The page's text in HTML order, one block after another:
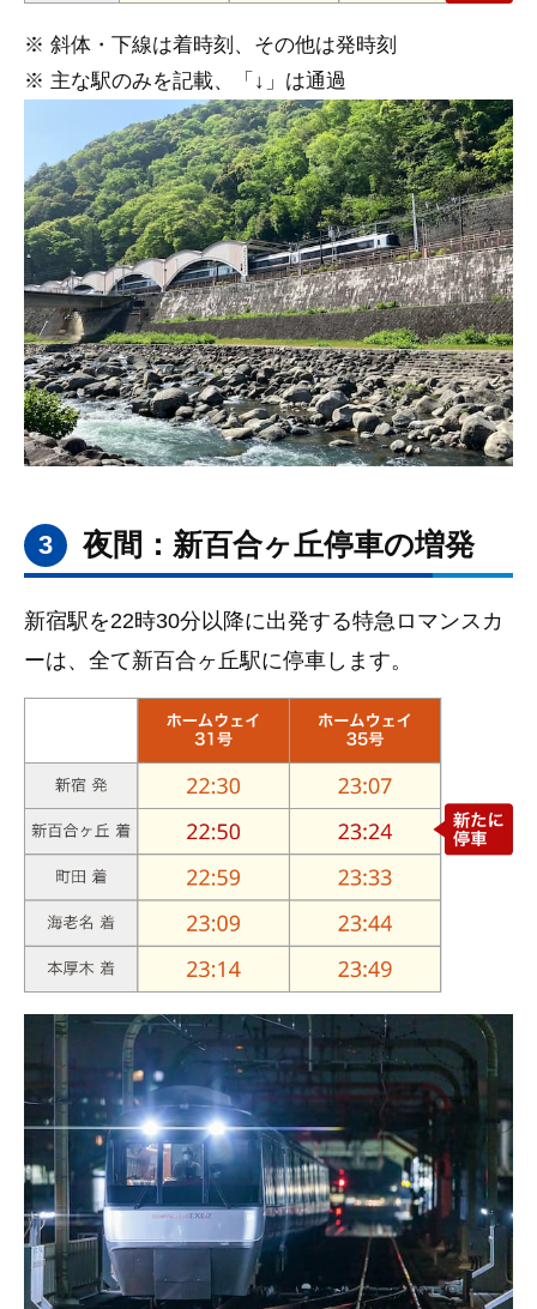
※ 斜体・下線は着時刻、その他は発時刻
※ 主な駅のみを記載、「↓」は通過
3 夜間：新百合ヶ丘停車の増発
新宿駅を22時30分以降に出発する特急ロマンスカ
ーは、全て新百合ヶ丘駅に停車します。